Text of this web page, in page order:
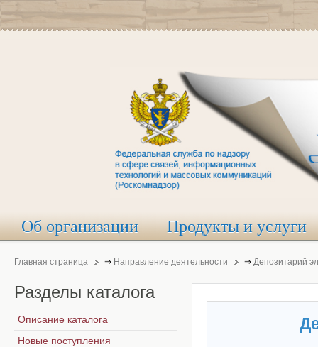
Об организации Продукты и услуги
Главная страница ⇒ Направление деятельности ⇒ Депозитарий
Разделы каталога
Описание каталога
Новые поступления